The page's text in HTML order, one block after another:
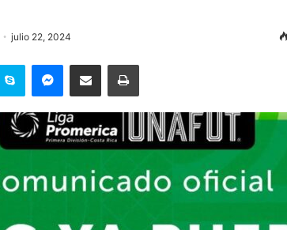
julio 22, 2024
Skype MessengerCompartir por correo electrónicoImprimir